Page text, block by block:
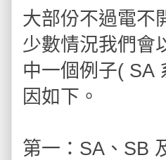
大部份不過電不
少數情況我們會
中一個例子( SA
因如下。
第一：SA、SB